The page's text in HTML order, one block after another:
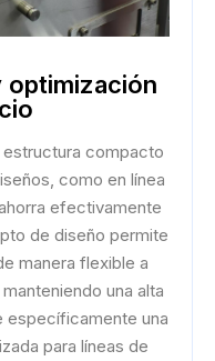
optimización
estructura compacto
como en línea
efectivamente
de diseño permite
manera flexible a
una alta
específicamente una
para líneas de